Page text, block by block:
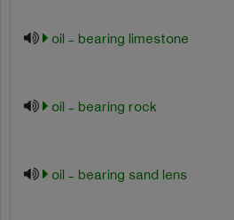
oil - bearing limestone
oil - bearing rock
oil - bearing sand lens